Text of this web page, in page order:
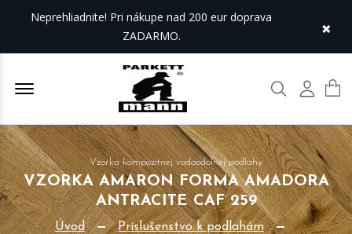
Neprehliadnite! Pri nákupe nad 200 eur doprava
ZADARMO.
×
Offcanvas Menu Open Hľadať Môj
Vzorka kompozitnej vodoodolnej podlahy
VZORKA AMARON FORMA AMADORA
ANTRACITE CAF 259
Úvod
Príslušenstvo k podlahám